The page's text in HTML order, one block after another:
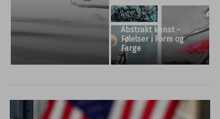
AlfaCare AS –
Forebygge trening og
Deco Systems –
innovatøren i
byggebransjen